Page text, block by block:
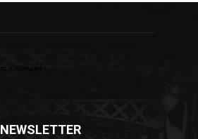
NEWSLETTER